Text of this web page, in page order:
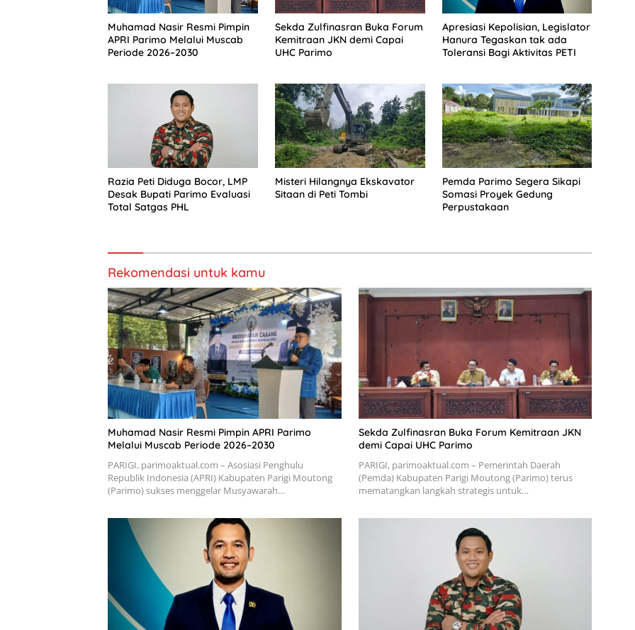
Muhamad Nasir Resmi Pimpin
APRI Parimo Melalui Muscab
Periode 2026–2030
Sekda Zulfinasran Buka Forum
Kemitraan JKN demi Capai
UHC Parimo
Apresiasi Kepolisian, Legislator
Hanura Tegaskan tak ada
Toleransi Bagi Aktivitas PETI
Razia Peti Diduga Bocor, LMP
Desak Bupati Parimo Evaluasi
Total Satgas PHL
Misteri Hilangnya Ekskavator
Sitaan di Peti Tombi
Pemda Parimo Segera Sikapi
Somasi Proyek Gedung
Perpustakaan
Rekomendasi untuk kamu
Muhamad Nasir Resmi Pimpin APRI Parimo
Melalui Muscab Periode 2026–2030
PARIGI, parimoaktual.com – Asosiasi Penghulu
Republik Indonesia (APRI) Kabupaten Parigi Moutong
(Parimo) sukses menggelar Musyawarah…
Sekda Zulfinasran Buka Forum Kemitraan JKN
demi Capai UHC Parimo
PARIGI, parimoaktual.com – Pemerintah Daerah
(Pemda) Kabupaten Parigi Moutong (Parimo) terus
mematangkan langkah strategis untuk…